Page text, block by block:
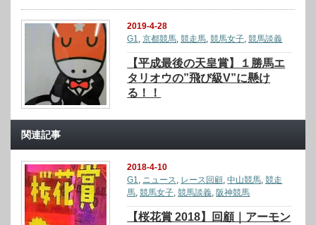
2019-4-28
G1,京都競馬,競走馬,競馬女子,競馬談義
【平成最後の天皇賞】１勝馬エ
タリオウの”飛び級V”に懸け
る！！
関連記事
2018-4-10
G1, ニュース, レース回顧,中山競馬,競走
馬,競馬女子,競馬談義, 阪神競馬
【桜花賞 2018】回顧｜アーモン